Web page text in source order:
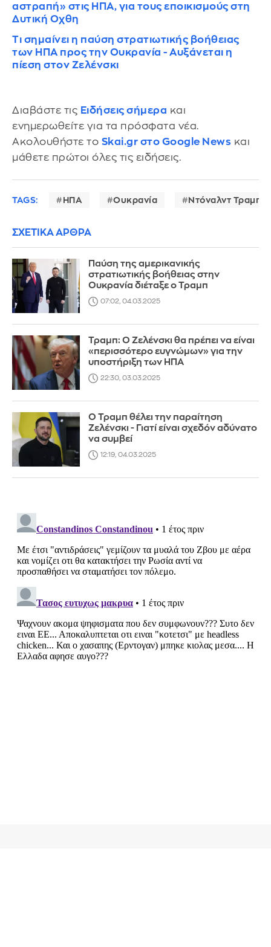
αστραπή» στις ΗΠΑ, για τους εποικισμούς στη
Δυτική Οχθη
Τι σημαίνει η παύση στρατιωτικής βοήθειας
των ΗΠΑ προς την Ουκρανία - Αυξάνεται η
πίεση στον Ζελένσκι
Διαβάστε τις Ειδήσεις σήμερα και
ενημερωθείτε για τα πρόσφατα νέα.
Ακολουθήστε το Skai.gr στο Google News και
μάθετε πρώτοι όλες τις ειδήσεις.
TAGS: ΗΠΑ Ουκρανία Ντόναλντ Τραμπ
ΣΧΕΤΙΚΑ ΑΡΘΡΑ
Παύση της αμερικανικής
στρατιωτικής βοήθειας στην
Ουκρανία διέταξε ο Τραμπ
07:02, 04.03.2025
Τραμπ: O Ζελένσκι θα πρέπει να είναι
«περισσότερο ευγνώμων» για την
υποστήριξη των ΗΠΑ
22:30, 03.03.2025
Ο Τραμπ θέλει την παραίτηση
Ζελένσκι - Γιατί είναι σχεδόν αδύνατο
να συμβεί
12:19, 04.03.2025